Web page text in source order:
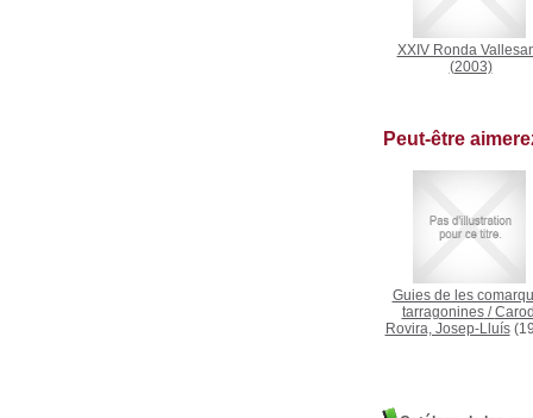
XXIV Ronda
(2003)
Peut-être
Guies de les
tarragonines/
Rovira, Josep-Lluís